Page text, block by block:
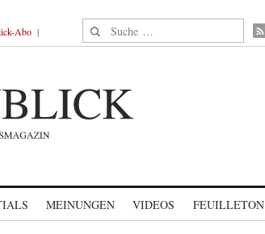
Abo Suche nach:
MEINUNGEN VIDEOS FEUILLETON